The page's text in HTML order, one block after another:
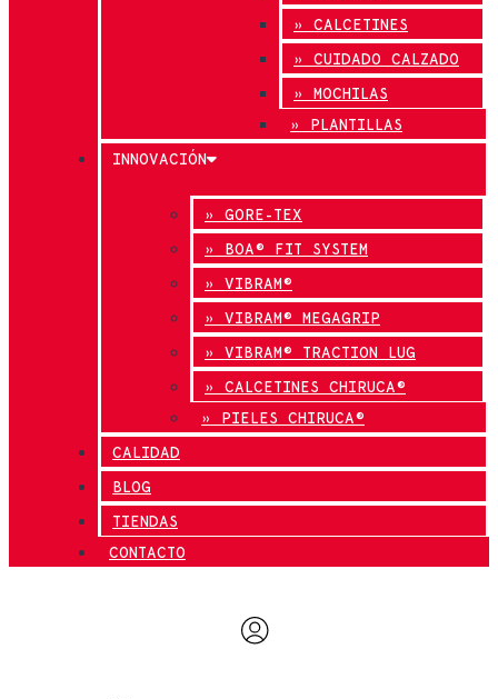
» CALCETINES
» CUIDADO CALZADO
» MOCHILAS
» PLANTILLAS
INNOVACIÓN
» GORE-TEX
» BOA® FIT SYSTEM
» VIBRAM®
» VIBRAM® MEGAGRIP
» VIBRAM® TRACTION LUG
» CALCETINES CHIRUCA®
» PIELES CHIRUCA®
CALIDAD
BLOG
TIENDAS
CONTACTO